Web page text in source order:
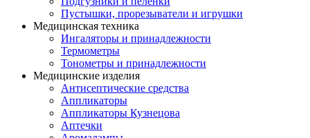
Пустышки, прорезыватели и игрушки
Медицинская техника
Ингаляторы и принадлежности
Термометры
Тонометры и принадлежности
Медицинские изделия
Антисептические средства
Аппликаторы
Аппликаторы Кузнецова
Аптечки